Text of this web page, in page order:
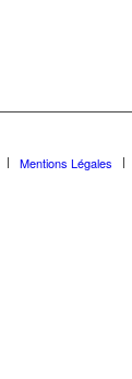
Mentions Légales